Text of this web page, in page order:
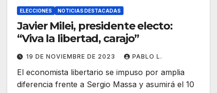
ELECCIONES NOTICIAS DESTACADAS
Javier Milei, presidente electo:
“Viva la libertad, carajo”
19 DE NOVIEMBRE DE 2023 PABLO L.
El economista libertario se impuso por amplia
diferencia frente a Sergio Massa y asumirá el 10